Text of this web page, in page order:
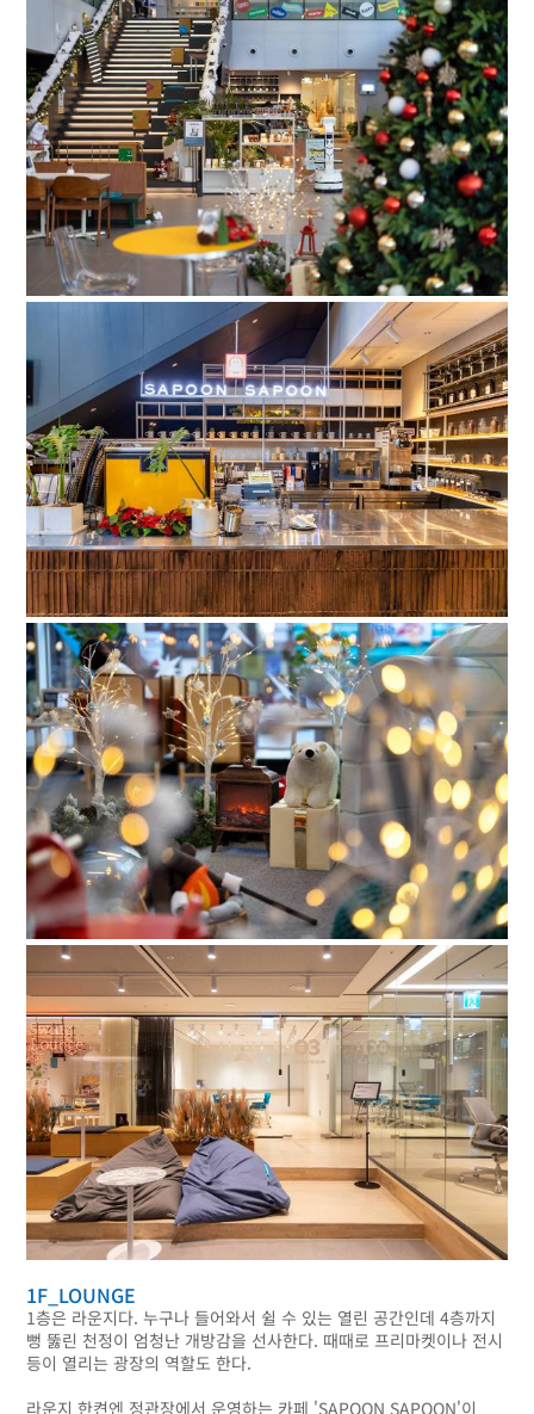
1F_LOUNGE
1층은 라운지다. 누구나 들어와서 쉴 수 있는 열린 공간인데 4층까지
뻥 뚫린 천정이 엄청난 개방감을 선사한다. 때때로 프리마켓이나 전시
등이 열리는 광장의 역할도 한다.
라운지 한켠엔 정관장에서 운영하는 카페 'SAPOON SAPOON'이